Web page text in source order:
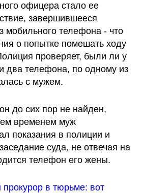
офицера стало ее
завершившееся
мобильного телефона - что
о попытке помешать ходу
проверяет, были ли у
два телефона, по одному из
с мужем.
до сих пор не найден,
временем муж
показания в полиции и
суда, не отвечая на
телефон его жены.
в тюрьме: вот